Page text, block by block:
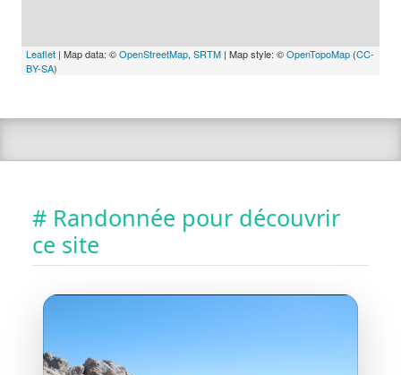
Leaflet | Map data: ©OpenStreetMap, SRTM | Map style: ©OpenTopoMap (CC-
BY-SA)
# Randonnée pour découvrir
ce site